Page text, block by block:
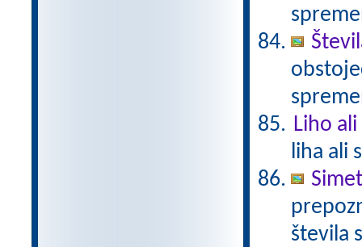
Liho
liha ali
števila